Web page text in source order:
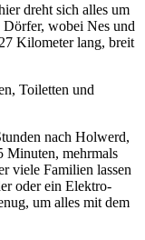
dreht sich alles um
wobei Nes und
Kilometer lang, breit
Toiletten und
nach Holwerd,
Minuten, mehrmals
viele Familien lassen
oder ein Elektro-
um alles mit dem